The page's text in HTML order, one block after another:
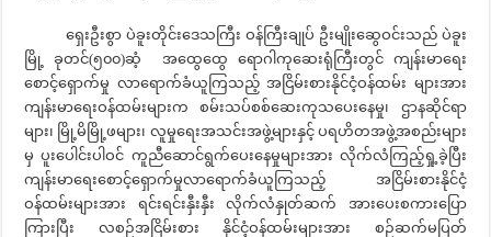
ရှေးဦးစွာ ပဲခူးတိုင်းဒေသကြီး ဝန်ကြီးချုပ် ဦးမျိုးဆွေဝင်းသည် ပဲခူး
မြို့ ခုတင်(၅၀၀)ဆံ့ အထွေထွေ ရောဂါကုဆေးရုံကြီးတွင် ကျန်းမာရေး
စောင့်ရှောက်မှု လာရောက်ခံယူကြသည့် အငြိမ်းစားနိုင်ငံ့ဝန်ထမ်း များအား
ကျန်းမာရေးဝန်ထမ်းများက စမ်းသပ်စစ်ဆေးကုသပေးနေမှု၊ ဌာနဆိုင်ရာ
များ၊ မြို့မိမြို့ဖများ၊ လူမှုရေးအသင်းအဖွဲ့များနှင့် ပရဟိတအဖွဲ့အစည်းများ
မှ ပူးပေါင်းပါဝင် ကူညီဆောင်ရွက်ပေးနေမှုများအား လိုက်လံကြည့်ရှု့ခဲ့ပြီး
ကျန်းမာရေးစောင့်ရှောက်မှုလာရောက်ခံယူကြသည့် အငြိမ်းစားနိုင်ငံ့
ဝန်ထမ်းများအား ရင်းရင်းနှီးနှီး လိုက်လံနှုတ်ဆက် အားပေးစကားပြော
ကြားပြီး လစဉ်အငြိမ်းစား နိုင်ငံ့ဝန်ထမ်းများအား စဉ်ဆက်မပြတ်